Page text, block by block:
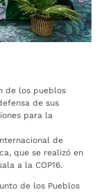
de los pueblos
de sus
para la
de
que se realizó en
a la COP16.
de los Pueblos